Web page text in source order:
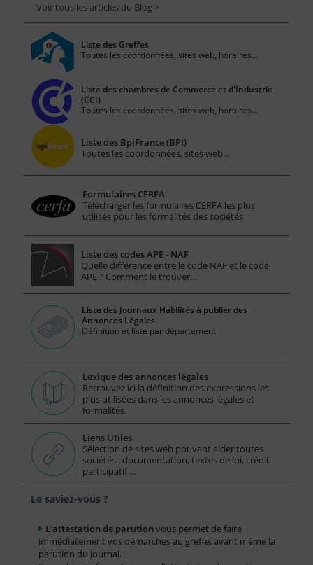
Voir tous les articles du Blog >
Liste des Greffes
Toutes les coordonnées, sites web, horaires...
Liste des chambres de Commerce et d'Industrie
(CCI)
Toutes les coordonnées, sites web, horaires...
Liste des BpiFrance (BPI)
Toutes les coordonnées, sites web...
Formulaires CERFA
Télécharger les formulaires CERFA les plus
utilisés pour les formalités des sociétés
Liste des codes APE - NAF
Quelle différence entre le code NAF et le code
APE ? Comment le trouver…
Liste des Journaux Habilités à publier des
Annonces Légales.
Définition et liste par département
Lexique des annonces légales
Retrouvez ici la définition des expressions les
plus utilisées dans les annonces légales et
formalités.
Liens Utiles
Sélection de sites web pouvant aider toutes
sociétés : documentation, textes de loi, crédit
participatif ...
Le saviez-vous ?
L'attestation de parution vous permet de faire
immédiatement vos démarches au greffe, avant même la
parution du journal.